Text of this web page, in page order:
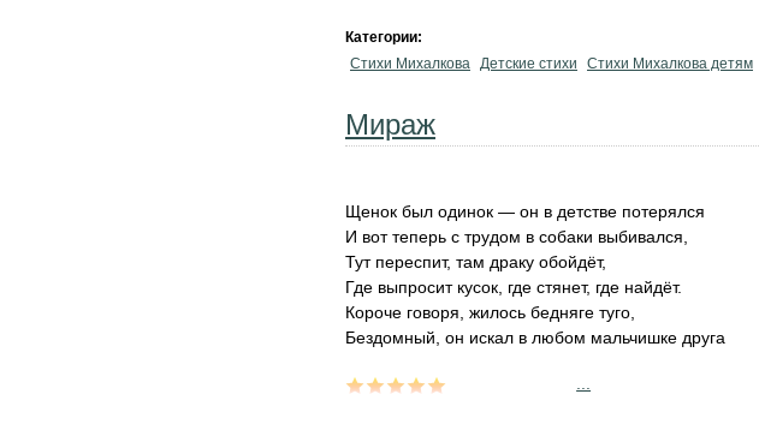
Категории:
Стихи Михалкова Детские стихи Стихи Михалкова детям
Мираж
Щенок был одинок — он в детстве потерялся
И вот теперь с трудом в собаки выбивался,
Тут переспит, там драку обойдёт,
Где выпросит кусок, где стянет, где найдёт.
Короче говоря, жилось бедняге туго,
Бездомный, он искал в любом мальчишке друга